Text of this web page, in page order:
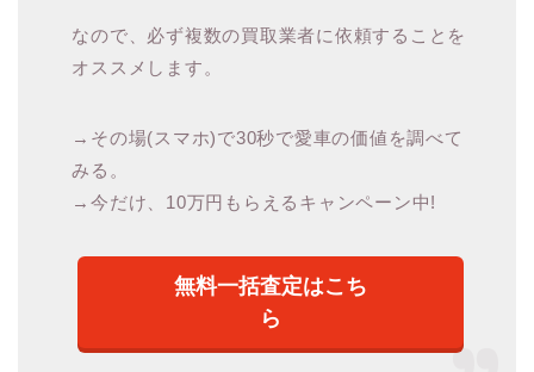
なので、必ず複数の買取業者に依頼することを
オススメします。
→その場(スマホ)で30秒で愛車の価値を調べて
みる。
→今だけ、10万円もらえるキャンペーン中!
無料一括査定はこち
ら